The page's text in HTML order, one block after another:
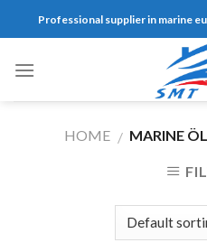
Professional supplier in marine
HOME / MARINE